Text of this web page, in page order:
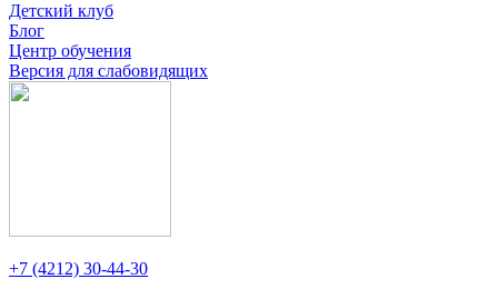
Детский клуб
Блог
Центр обучения
Версия для слабовидящих
+7 (4212) 30-44-30